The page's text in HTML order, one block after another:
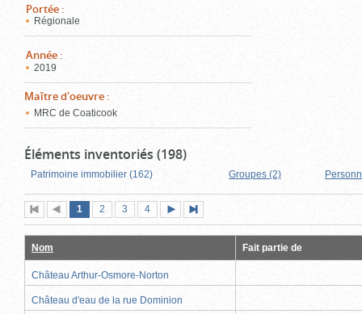
Portée :
Régionale
Année :
2019
Maître d'oeuvre :
MRC de Coaticook
Éléments inventoriés (198)
Patrimoine immobilier (162) Groupes (2)
Première
page
Page
précédente
Page
1 (page
actuelle)
Page
2 Page
3 Page
4
suivante
page
Nom Fait partie de
Château Arthur-Osmore-Norton
Château d'eau de la rue Dominion